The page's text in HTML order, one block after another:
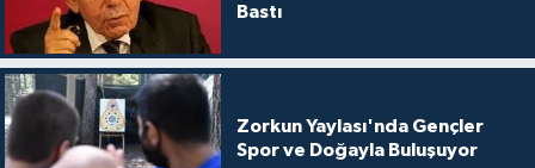
Bastı
Zorkun Yaylası'nda Gençler
Spor ve Doğayla Buluşuyor